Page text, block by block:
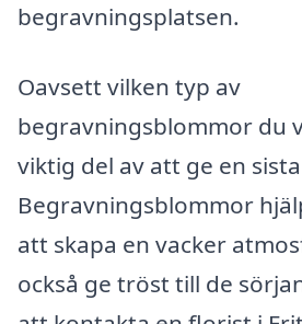
begravningsplatsen.
Oavsett vilken typ av
begravningsblommor du
viktig del av att ge en
Begravningsblommor
att skapa en vacker
också ge tröst till de